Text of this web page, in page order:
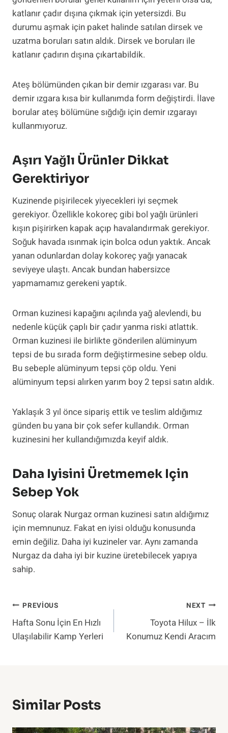
katlanır çadır dışına çıkmak için yetersizdi. Bu
durumu aşmak için paket halinde satılan dirsek ve
uzatma boruları satın aldık. Dirsek ve boruları ile
katlanır çadırın dışına çıkartabildik.
Ateş bölümünden çıkan bir demir ızgarası var. Bu
demir ızgara kısa bir kullanımda form değiştirdi. İlave
borular ateş bölümüne sığdığı için demir ızgarayı
kullanmıyoruz.
Aşırı Yağlı Ürünler Dikkat
Gerektiriyor
Kuzinende pişirilecek yiyecekleri iyi seçmek
gerekiyor. Özellikle kokoreç gibi bol yağlı ürünleri
kışın pişirirken kapak açıp havalandırmak gerekiyor.
Soğuk havada ısınmak için bolca odun yaktık. Ancak
yanan odunlardan dolay kokoreç yağı yanacak
seviyeye ulaştı. Ancak bundan habersizce
yapmamamız gerekeni yaptık.
Orman kuzinesi kapağını açılında yağ alevlendi, bu
nedenle küçük çaplı bir çadır yanma riski atlattık.
Orman kuzinesi ile birlikte gönderilen alüminyum
tepsi de bu sırada form değiştirmesine sebep oldu.
Bu sebeple alüminyum tepsi çöp oldu. Yeni
alüminyum tepsi alırken yarım boy 2 tepsi satın aldık.
Yaklaşık 3 yıl önce sipariş ettik ve teslim aldığımız
günden bu yana bir çok sefer kullandık. Orman
kuzinesini her kullandığımızda keyif aldık.
Daha Iyisini Üretmemek Için
Sebep Yok
Sonuç olarak Nurgaz orman kuzinesi satın aldığımız
için memnunuz. Fakat en iyisi olduğu konusunda
emin değiliz. Daha iyi kuzineler var. Aynı zamanda
Nurgaz da daha iyi bir kuzine üretebilecek yapıya
sahip.
Yazı
Gezinmesi
PREVIOUS
Hafta Sonu İçin En Hızlı
Ulaşılabilir Kamp Yerleri
NEXT
Toyota Hilux – İlk
Konumuz Kendi Aracım
Similar Posts